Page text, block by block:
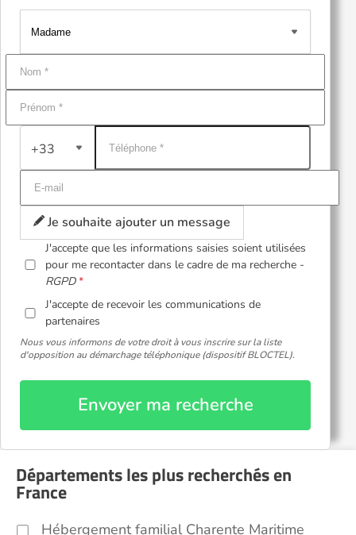
+33
Je souhaite ajouter un message
J'accepte que les informations saisies soient utilisées
pour me recontacter dans le cadre de ma recherche -
RGPD
J'accepte de recevoir les communications de
partenaires
Nous vous informons de votre droit à vous inscrire sur la liste
d'opposition au démarchage téléphonique (dispositif BLOCTEL).
Envoyer ma recherche
Départements les plus recherchés en
France
Hébergement familial Charente Maritime